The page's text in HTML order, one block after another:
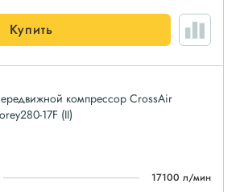
Купить
компрессор CrossAir
17F (II)
17100 л/мин